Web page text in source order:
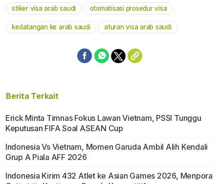
stiker visa arab saudi otomatisasi prosedur visa
kedatangan ke arab saudi aturan visa arab saudi
Berita Terkait
Erick Minta Timnas Fokus Lawan Vietnam, PSSI Tunggu
Keputusan FIFA Soal ASEAN Cup
Indonesia Vs Vietnam, Momen Garuda Ambil Alih Kendali
Grup A Piala AFF 2026
Indonesia Kirim 432 Atlet ke Asian Games 2026, Menpora